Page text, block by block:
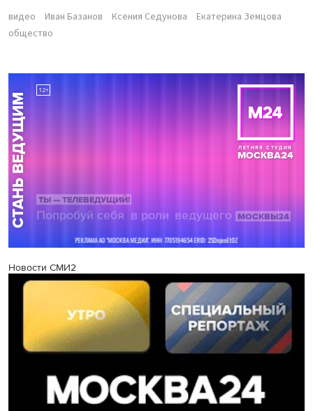
видео Иван Базанов Ксения Седунова
Екатерина Земцова
общество
Новости СМИ2